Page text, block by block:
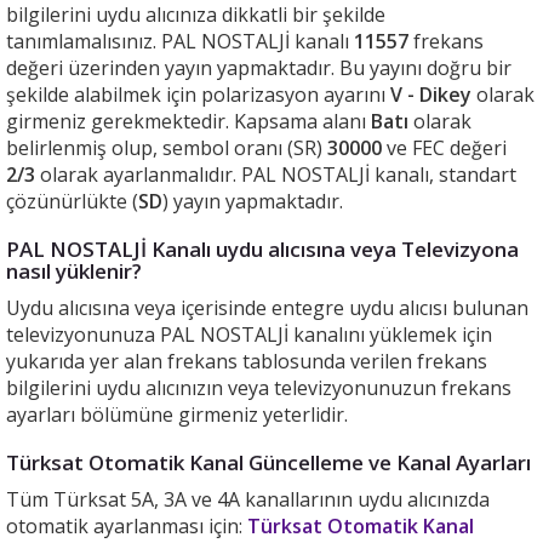
bilgilerini uydu alıcınıza dikkatli bir şekilde
tanımlamalısınız. PAL NOSTALJİ kanalı 11557frekans
değeri üzerinden yayın yapmaktadır. Bu yayını doğru bir
şekilde alabilmek için polarizasyon ayarını V - Dikey olarak
girmeniz gerekmektedir. Kapsama alanı Batı olarak
belirlenmiş olup, sembol oranı (SR) 30000ve FEC değeri
2/3 olarak ayarlanmalıdır. PAL NOSTALJİ kanalı, standart
çözünürlükte (SD) yayın yapmaktadır.
PAL NOSTALJİ Kanalı uydu alıcısına veya Televizyona
nasıl yüklenir?
Uydu alıcısına veya içerisinde entegre uydu alıcısı bulunan
televizyonunuza PAL NOSTALJİ kanalını yüklemek için
yukarıda yer alan frekans tablosunda verilen frekans
bilgilerini uydu alıcınızın veya televizyonunuzun frekans
ayarları bölümüne girmeniz yeterlidir.
Türksat Otomatik Kanal Güncelleme ve Kanal Ayarları
Tüm Türksat 5A, 3A ve 4A kanallarının uydu alıcınızda
otomatik ayarlanması için: Türksat Otomatik Kanal